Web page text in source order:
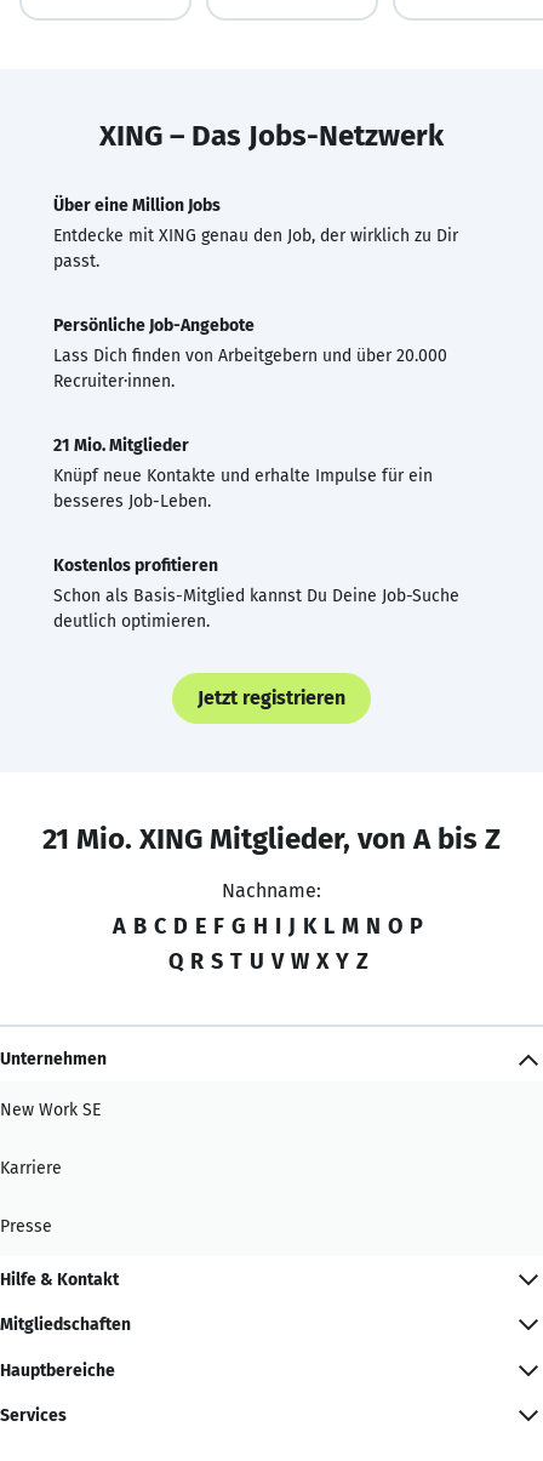
XING – Das Jobs-Netzwerk
Über eine Million Jobs
Entdecke mit XING genau den Job, der wirklich zu Dir
passt.
Persönliche Job-Angebote
Lass Dich finden von Arbeitgebern und über 20.000
Recruiter·innen.
21 Mio. Mitglieder
Knüpf neue Kontakte und erhalte Impulse für ein
besseres Job-Leben.
Kostenlos profitieren
Schon als Basis-Mitglied kannst Du Deine Job-Suche
deutlich optimieren.
Jetzt registrieren
21 Mio. XING Mitglieder, von A bis Z
Nachname:
A B C D E F G H I J K L M N O P
Q R S T U V W X Y Z
Unternehmen
New Work SE
Karriere
Presse
Hilfe & Kontakt
Mitgliedschaften
Hauptbereiche
Services